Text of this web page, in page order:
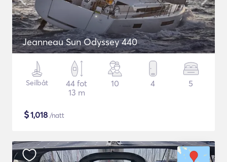
Jeanneau Sun Odyssey 440
Seilbåt
44 fot
13 m
10 4 5
$1,018 /natt